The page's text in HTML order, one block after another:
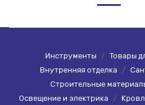
Инструменты / Товары
Внутренняя отделка /
Строительные
Освещение и электрика
/